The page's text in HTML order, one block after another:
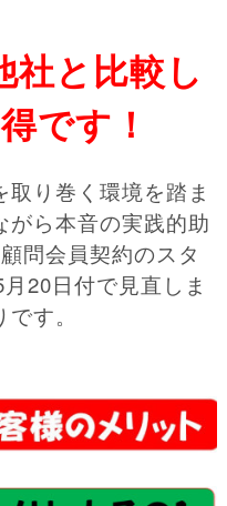
社と比較し
です！
り巻く環境を踏ま
がら本音の実践的助
問会員契約のスタ
20日付で見直しま
す。